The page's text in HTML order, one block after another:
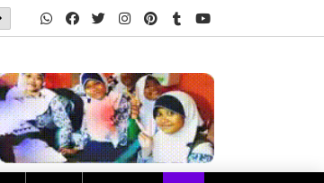
Soal Latihan Perpangkatan dan Bentuk Akar